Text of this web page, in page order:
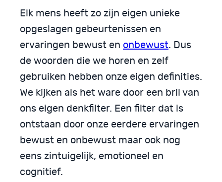
Elk mens heeft zo zijn eigen unieke
opgeslagen gebeurtenissen en
ervaringen bewust en onbewust. Dus
de woorden die we horen en zelf
gebruiken hebben onze eigen definities.
We kijken als het ware door een bril van
ons eigen denkfilter. Een filter dat is
ontstaan door onze eerdere ervaringen
bewust en onbewust maar ook nog
eens zintuigelijk, emotioneel en
cognitief.